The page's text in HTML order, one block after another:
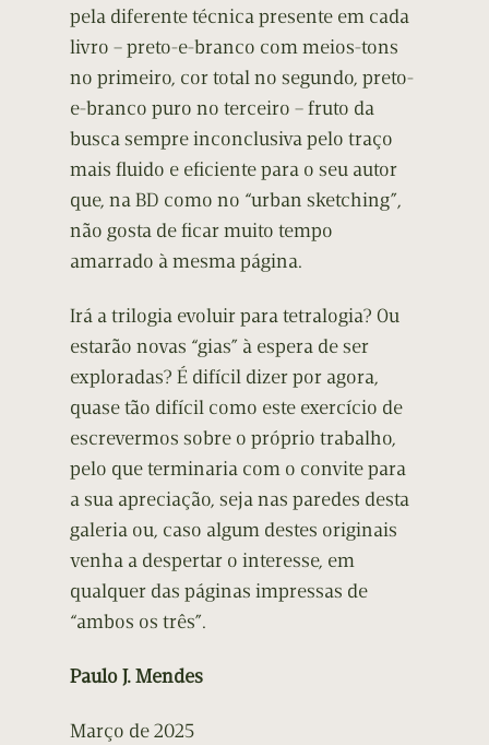
pela diferente técnica presente em cada
livro – preto-e-branco com meios-tons
no primeiro, cor total no segundo, preto-
e-branco puro no terceiro – fruto da
busca sempre inconclusiva pelo traço
mais fluido e eficiente para o seu autor
que, na BD como no “urban sketching”,
não gosta de ficar muito tempo
amarrado à mesma página.
Irá a trilogia evoluir para tetralogia? Ou
estarão novas “gias” à espera de ser
exploradas? É difícil dizer por agora,
quase tão difícil como este exercício de
escrevermos sobre o próprio trabalho,
pelo que terminaria com o convite para
a sua apreciação, seja nas paredes desta
galeria ou, caso algum destes originais
venha a despertar o interesse, em
qualquer das páginas impressas de
“ambos os três”.
Paulo J. Mendes
Março de 2025